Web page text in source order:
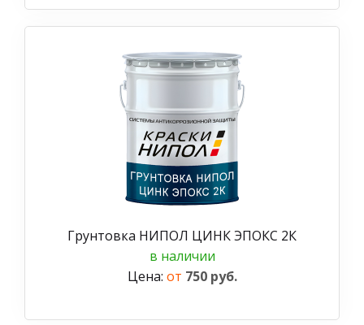
Грунтовка НИПОЛ ЦИНК ЭПОКС 2К
в наличии
Цена: от 750 руб.